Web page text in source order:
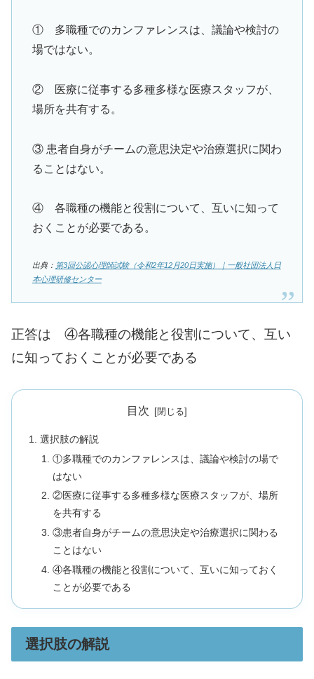
① 多職種でのカンファレンスは、議論や検討の
場ではない。
② 医療に従事する多種多様な医療スタッフが、
場所を共有する。
③ 患者自身がチームの意思決定や治療選択に関わ
ることはない。
④ 各職種の機能と役割について、互いに知って
おくことが必要である。
出典： 第3回公認心理師試験（令和2年12月20日実施）｜一般社団法人日
本心理研修センター
正答は ④各職種の機能と役割について、互い
に知っておくことが必要である
目次
選択肢の解説
①多職種でのカンファレンスは、議論や検討の場で
はない
②医療に従事する多種多様な医療スタッフが、場所
を共有する
③患者自身がチームの意思決定や治療選択に関わる
ことはない
④各職種の機能と役割について、互いに知っておく
ことが必要である
選択肢の解説